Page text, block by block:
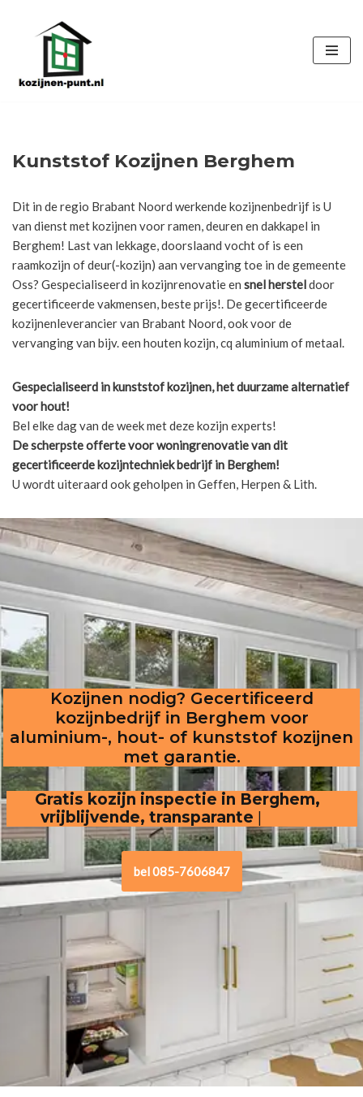
de
Kunststof Kozijnen Berghem
Dit in de regio Brabant Noord werkende kozijnenbedrijf is U
van dienst met kozijnen voor ramen, deuren en dakkapel in
Berghem! Last van lekkage, doorslaand vocht of is een
raamkozijn of deur(-kozijn) aan vervanging toe in de gemeente
Oss? Gespecialiseerd in kozijnrenovatie en snel hersteldoor
gecertificeerde vakmensen, beste prijs!. De gecertificeerde
kozijnenleverancier van Brabant Noord, ook voor de
vervanging van bijv. een houten kozijn, cq aluminium of metaal.
Gespecialiseerd in kunststof kozijnen, het duurzame alternatief
voor hout!
Bel elke dag van de week met deze kozijn experts!
De scherpsteofferte voor woningrenovatie van dit
gecertificeerde kozijntechniek bedrijf in Berghem!
U wordt uiteraard ook geholpen in Geffen, Herpen & Lith.
Kozijnen nodig? Gecertificeerd
kozijnbedrijf in Berghem voor
aluminium-, hout- of kunststof kozijnen
met garantie.
Gratis kozijn inspectie in Berghem,
vrijblijvende, transparante offerte
bel 085-7606847